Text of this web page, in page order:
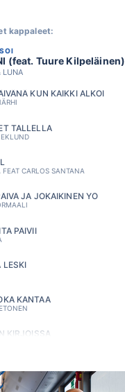
kappaleet:
(feat. Tuure Kilpeläinen)
LUNA
KUN KAIKKI ALKOI
TALLELLA
FEAT CARLOS SANTANA
JA JOKAIKINEN YÖ
PÄIVII
LESKI
KANTAA
KIRJOISSA